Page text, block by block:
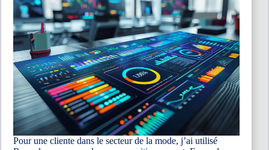
Pour une cliente dans le secteur de la mode, j’ai utilisé